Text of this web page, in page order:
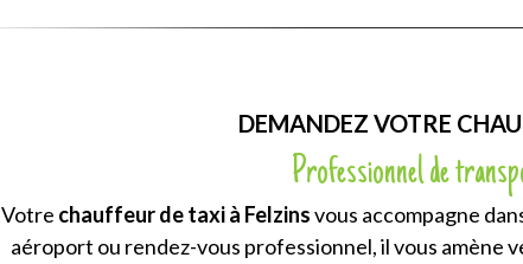
DEMANDEZ VOTRE
Professionnel de
Votre chauffeur de taxi à Felzinsvous accompagne
aéroport ou rendez-vous professionnel, il vous amène